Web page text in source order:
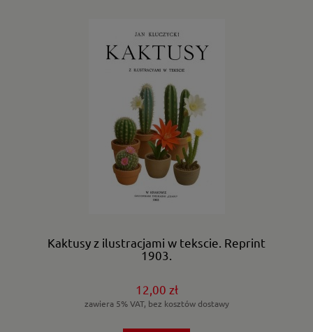
Kaktusy z ilustracjami w tekscie. Reprint
1903.
12,00 zł
zawiera 5% VAT, bez kosztów dostawy